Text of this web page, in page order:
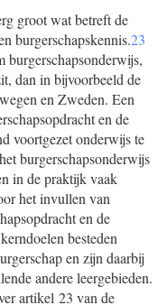
groot wat betreft de
burgerschapskennis.23
burgerschapsonderwijs,
dan in bijvoorbeeld de
en Zweden. Een
en de
voortgezet onderwijs te
burgerschapsonderwijs
in de praktijk vaak
het invullen van
en de
besteden
en zijn daarbij
andere leergebieden.
artikel 23 van de